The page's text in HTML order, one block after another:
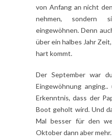
von Anfang an nicht
nehmen, sondern
eingewöhnen. Denn
über ein halbes Jahr
hart kommt.
Der September war
Eingewöhnung
Erkenntnis, dass der
Boot geholt wird. Und
Mal besser für den
Oktober dann aber mehr.